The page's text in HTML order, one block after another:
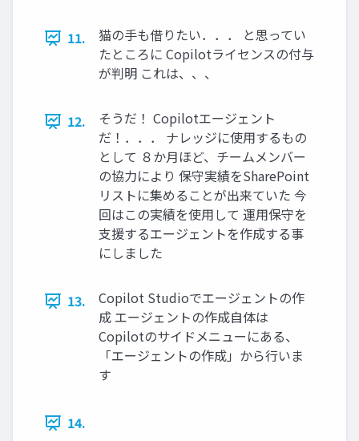
11.
猫の手も借りたい．．． と思ってい
たところに Copilotライセンスの付与
が判明 これは、、、
12.
そうだ！ Copilotエージェント
だ！．．． ナレッジに使用するもの
として ８か月ほど、チームメンバー
の協力により 保守実績をSharePoint
リストに集めることが出来ていた 今
回はこの実績を使用して 運用保守を
支援するエージェントを作成する事
にしました
13.
Copilot Studioでエージェントの作
成 エージェントの作成自体は
Copilotのサイドメニューにある、
「エージェントの作成」から行いま
す
14.